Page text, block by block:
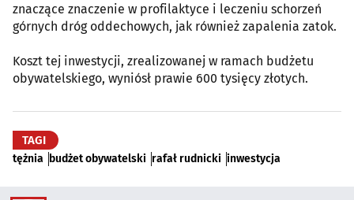
znaczące znaczenie w profilaktyce i leczeniu schorzeń
górnych dróg oddechowych, jak również zapalenia zatok.
Koszt tej inwestycji, zrealizowanej w ramach budżetu
obywatelskiego, wyniósł prawie 600 tysięcy złotych.
TAGI
tężnia budżet obywatelski rafał rudnicki inwestycja